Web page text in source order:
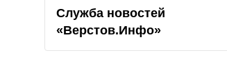
Служба новостей
«Верстов.Инфо»